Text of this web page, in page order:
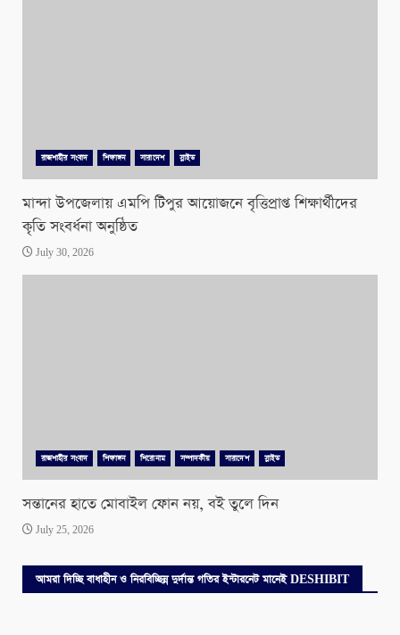
রাজশাহীর সংবাদ শিক্ষাঙ্গন সারাদেশ স্লাইড
মান্দা উপজেলায় এমপি টিপুর আয়োজনে বৃত্তিপ্রাপ্ত শিক্ষার্থীদের
কৃতি সংবর্ধনা অনুষ্ঠিত
July 30, 2026
রাজশাহীর সংবাদ শিক্ষাঙ্গন শিরোনাম সম্পাদকীয় সারাদেশ স্লাইড
সন্তানের হাতে মোবাইল ফোন নয়, বই তুলে দিন
July 25, 2026
আমরা দিচ্ছি বাধাহীন ও নিরবিচ্ছিন্ন দুর্দান্ত গতির ইন্টারনেট মানেই DESHIBIT